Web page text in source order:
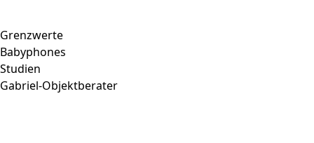
Grenzwerte
Babyphones
Studien
Gabriel-Objektberater